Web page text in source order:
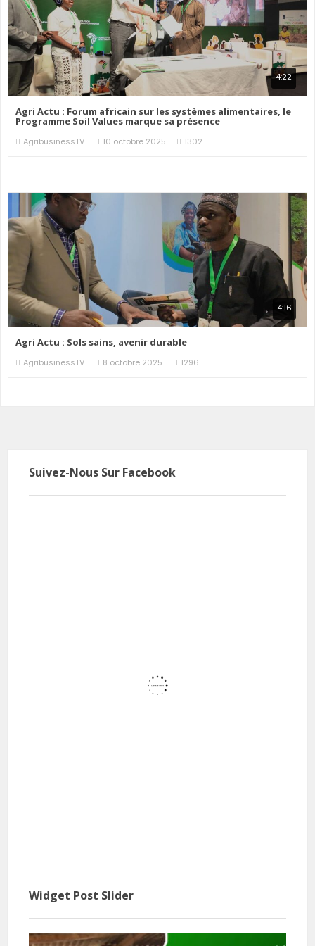
4:22
Agri Actu : Forum africain sur les systèmes alimentaires, le
Programme Soil Values marque sa présence
AgribusinessTV 10 octobre 2025 1302
4:16
Agri Actu : Sols sains, avenir durable
AgribusinessTV 8 octobre 2025 1296
Suivez-Nous Sur Facebook
Widget Post Slider